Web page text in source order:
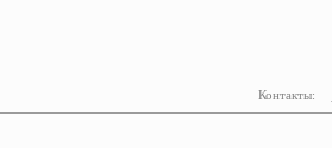
Контакты: